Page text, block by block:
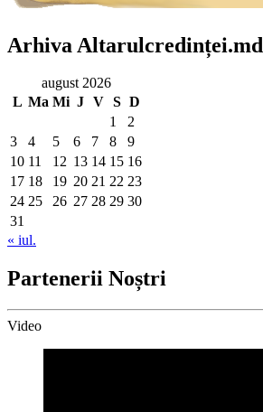
Arhiva Altarulcredinței.md
august 2026
L Ma Mi J V S D
1
2
3
4 5 6 7 8
9
10 11 12 13 14 15 16
17 18 19 20 21 22 23
24 25 26 27 28 29 30
31
« iul.
Partenerii Noștri
Video